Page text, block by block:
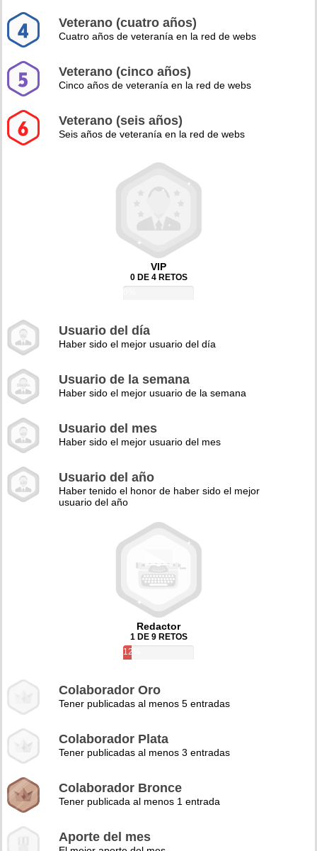
Veterano (cuatro años)
Cuatro años de veteranía en la red de webs
Veterano (cinco años)
Cinco años de veteranía en la red de webs
Veterano (seis años)
Seis años de veteranía en la red de webs
VIP
0 DE 4 RETOS
Usuario del día
Haber sido el mejor usuario del día
Usuario de la semana
Haber sido el mejor usuario de la semana
Usuario del mes
Haber sido el mejor usuario del mes
Usuario del año
Haber tenido el honor de haber sido el mejor
usuario del año
Redactor
1 DE 9 RETOS
12%
Colaborador Oro
Tener publicadas al menos 5 entradas
Colaborador Plata
Tener publicadas al menos 3 entradas
Colaborador Bronce
Tener publicada al menos 1 entrada
Aporte del mes